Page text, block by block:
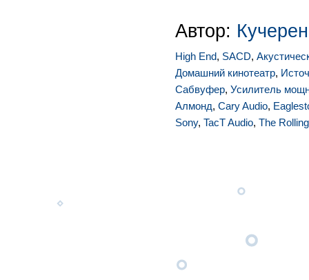
Автор:
High End, SACD,
Домашний кинотеатр,
Сабвуфер, Усилитель
Алмонд, Cary Audio,
Sony, TacT Audio, The